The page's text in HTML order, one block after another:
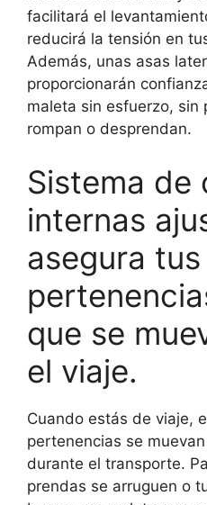
facilitará el
reducirá la tensión en
Además, unas asas
proporcionarán
maleta sin esfuerzo, sin
rompan o desprendan.
Sistema de
internas
asegura tus
que se
el viaje.
Cuando estás de viaje,
pertenencias se
durante el transporte.
prendas se arruguen o